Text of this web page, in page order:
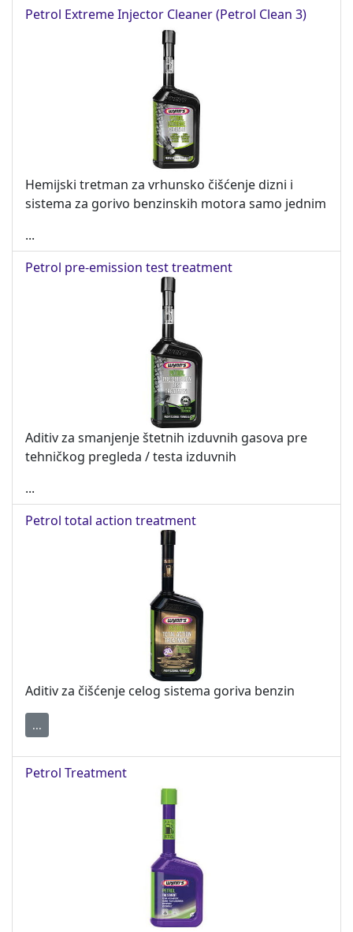
Petrol Extreme Injector Cleaner (Petrol Clean 3)
Hemijski tretman za vrhunsko čišćenje dizni i
sistema za gorivo benzinskih motora samo jednim
...
Petrol pre-emission test treatment
Aditiv za smanjenje štetnih izduvnih gasova pre
tehničkog pregleda / testa izduvnih
...
Petrol total action treatment
Aditiv za čišćenje celog sistema goriva benzin
...
Petrol Treatment